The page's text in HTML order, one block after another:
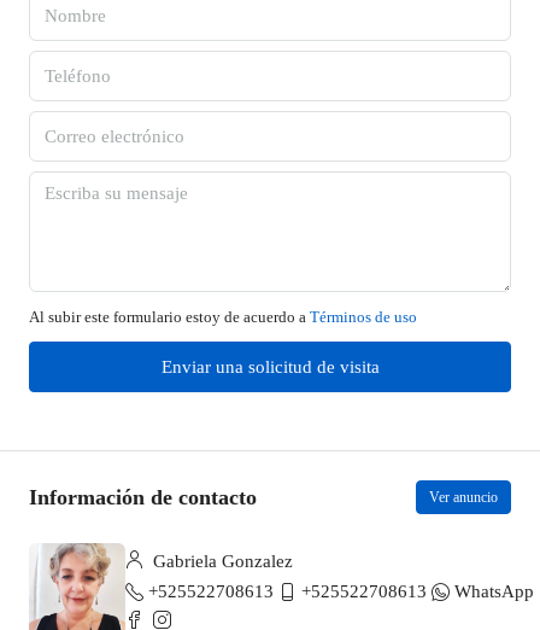
Al subir este formulario estoy de acuerdo a Términos de uso
Enviar una solicitud de visita
Información de contacto Ver anuncio
Gabriela Gonzalez
+525522708613
+525522708613 WhatsApp